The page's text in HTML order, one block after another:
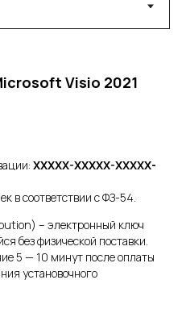
Visio 2021
XXXXX-XXXXX-XXXXX-
в соответствии с ФЗ-54.
– электронный ключ
без физической поставки.
5 — 10 минут после оплаты
установочного